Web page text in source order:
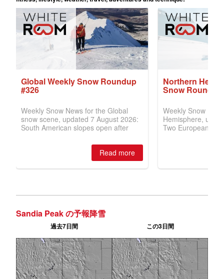
Sandia Peak の予報降雪
過去7日間 この3日間